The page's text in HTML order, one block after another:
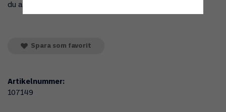
du använder den.
Spara som favorit
Artikelnummer:
107149